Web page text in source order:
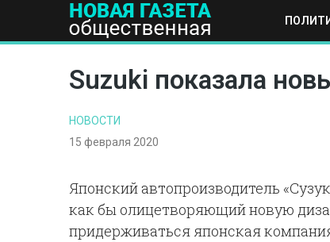
ПОЛИТИКА ОБЩЕСТВО ЭКОНОМИКА
Suzuki показала
НОВОСТИ
15 февраля 2020
Японский автопроизводитель
как бы олицетворяющий новую
придерживаться японская